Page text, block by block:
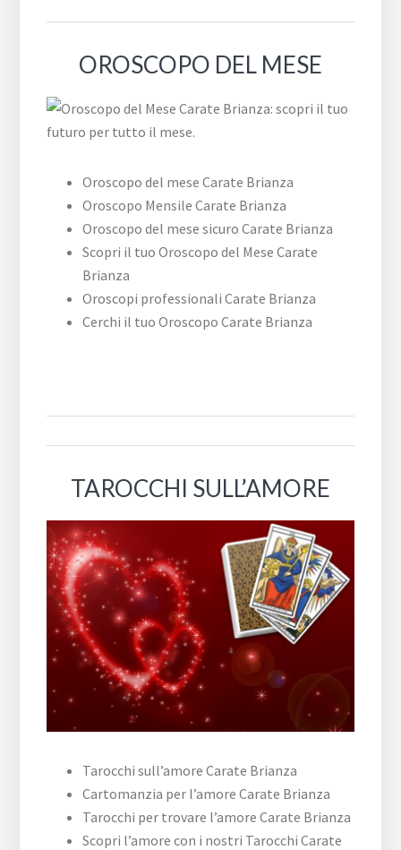
OROSCOPO DEL MESE
Oroscopo del mese Carate Brianza
Oroscopo Mensile Carate Brianza
Oroscopo del mese sicuro Carate Brianza
Scopri il tuo Oroscopo del Mese Carate
Brianza
Oroscopi professionali Carate Brianza
Cerchi il tuo Oroscopo Carate Brianza
TAROCCHI SULL’AMORE
Tarocchi sull’amore Carate Brianza
Cartomanzia per l’amore Carate Brianza
Tarocchi per trovare l’amore Carate Brianza
Scopri l’amore con i nostri Tarocchi Carate